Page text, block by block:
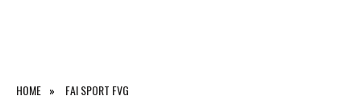
HOME FAI SPORT FVG